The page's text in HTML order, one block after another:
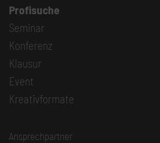
Profisuche
Seminar
Konferenz
Klausur
Event
Kreativformate
Ansprechpartner